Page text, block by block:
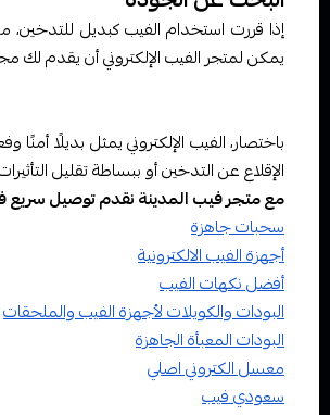
إذا قررت استخدام الفيب كبديل
يمكن لمتجر الفيب الإلكتروني أن يقدم لك
باختصار، الفيب الإلكتروني يمثل بديلًا
الإقلاع عن التدخين أو ببساطة تقليل
مع متجر فيب المدينة نقدم توصيل
سحبات جاهزة
أجهزة الفيب الالكترونية
أفضل نكهات الفيب
البودات والكويلات لأجهزة الفيب والملحقات
البودات المعبأة الجاهزة
معسل الكتروني اصلي
سعودي فيب